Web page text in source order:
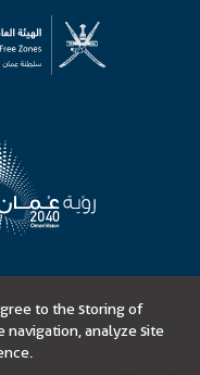
الهيئة العامة للمناطق
محتويات هذا الموقع مرخصة
to the storing of
navigation, analyze site